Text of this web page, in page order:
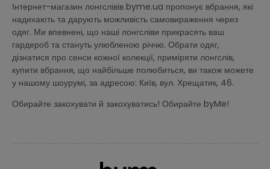
Інтернет-магазин лонгслівів byme.ua пропонує вбрання, які
надихають та дарують можливість самовираження через
одяг. Ми впевнені, що наші лонгсліви прикрасять ваш
гардероб та стануть улюбленою річчю. Обрати одяг,
дізнатися про сенси кожної колекції, приміряти лонгслів,
купити вбрання, що найбільше полюбиться, ви також можете
у нашому шоурумі, за адресою: Київ, вул. Хрещатик, 46.
Обирайте закохувати й закохуватись! Обирайте byMe!